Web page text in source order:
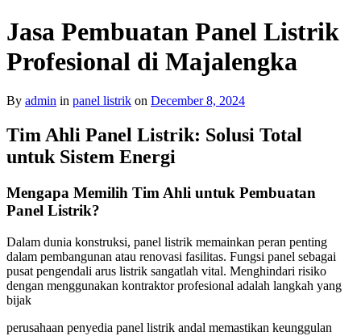
Jasa Pembuatan Panel Listrik
Profesional di Majalengka
By admin in panel listrik on December 8, 2024
Tim Ahli Panel Listrik: Solusi Total
untuk Sistem Energi
Mengapa Memilih Tim Ahli untuk Pembuatan
Panel Listrik?
Dalam dunia konstruksi, panel listrik memainkan peran penting
dalam pembangunan atau renovasi fasilitas. Fungsi panel sebagai
pusat pengendali arus listrik sangatlah vital. Menghindari risiko
dengan menggunakan kontraktor profesional adalah langkah yang
bijak
perusahaan penyedia panel listrik andal memastikan keunggulan